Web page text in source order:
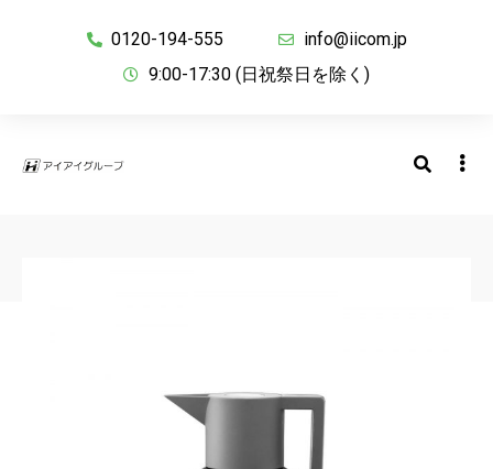
0120-194-555
info@iicom.jp
9:00-17:30 (日祝祭日を除く)